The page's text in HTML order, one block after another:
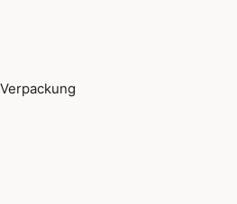
Verpackung